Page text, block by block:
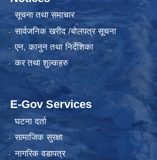
सूचना तथा समाचार
सार्वजनिक खरीद /बोलपत्र सूचना
एन, कानुन तथा निर्देशिका
कर तथा शुल्कहरु
E-Gov Services
घटना दर्ता
सामाजिक सुरक्षा
नागरिक वडापत्र